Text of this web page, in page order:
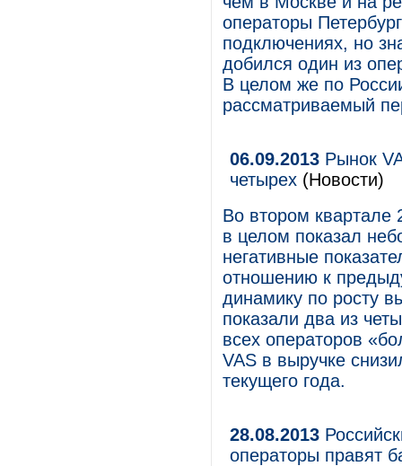
операторы
подключениях, но
добился один из
В целом же по
рассматриваемый
06.09.2013 Рынок
четырех (Новости)
Во втором квартале
в целом показал
негативные
отношению к
динамику по росту
показали два из
всех операторов
VAS в выручке
текущего года.
28.08.2013
операторы правят